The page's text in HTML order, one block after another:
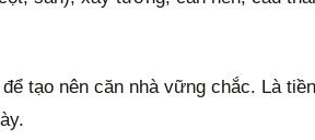
tạo nên căn nhà vững chắc. Là